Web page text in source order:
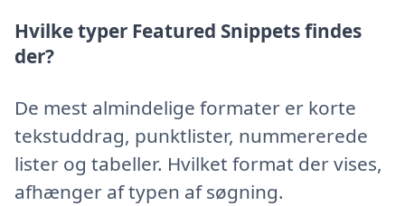
Hvilke typer Featured Snippets findes
der?
De mest almindelige formater er korte
tekstuddrag, punktlister, nummererede
lister og tabeller. Hvilket format der vises,
afhænger af typen af søgning.